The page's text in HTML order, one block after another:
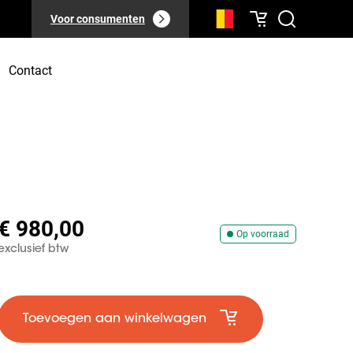
Voor consumenten
Contact
Op voorraad
980,00
btw
Toevoegen aan winkelwagen